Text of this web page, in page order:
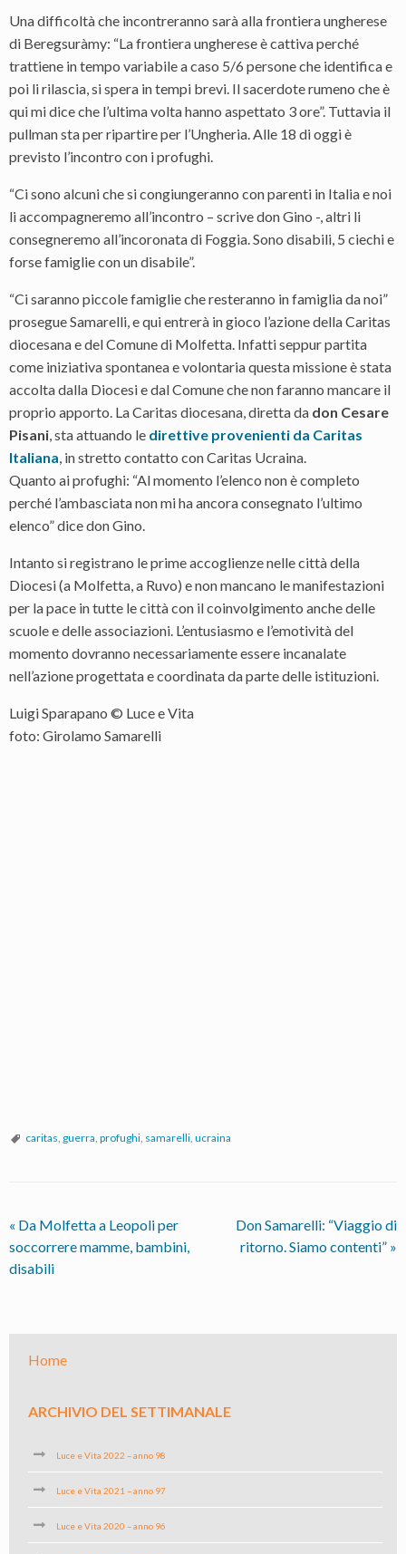
Una difficoltà che incontreranno sarà alla frontiera ungherese
di Beregsuràmy: “La frontiera ungherese è cattiva perché
trattiene in tempo variabile a caso 5/6 persone che identifica e
poi li rilascia, si spera in tempi brevi. Il sacerdote rumeno che è
qui mi dice che l’ultima volta hanno aspettato 3 ore”. Tuttavia il
pullman sta per ripartire per l’Ungheria. Alle 18 di oggi è
previsto l’incontro con i profughi.
“Ci sono alcuni che si congiungeranno con parenti in Italia e noi
li accompagneremo all’incontro – scrive don Gino -, altri li
consegneremo all’incoronata di Foggia. Sono disabili, 5 ciechi e
forse famiglie con un disabile”.
“Ci saranno piccole famiglie che resteranno in famiglia da noi”
prosegue Samarelli, e qui entrerà in gioco l’azione della Caritas
diocesana e del Comune di Molfetta. Infatti seppur partita
come iniziativa spontanea e volontaria questa missione è stata
accolta dalla Diocesi e dal Comune che non faranno mancare il
proprio apporto. La Caritas diocesana, diretta da don Cesare
Pisani , sta attuando le direttive provenienti da Caritas
Italiana , in stretto contatto con Caritas Ucraina.
Quanto ai profughi: “Al momento l’elenco non è completo
perché l’ambasciata non mi ha ancora consegnato l’ultimo
elenco” dice don Gino.
Intanto si registrano le prime accoglienze nelle città della
Diocesi (a Molfetta, a Ruvo) e non mancano le manifestazioni
per la pace in tutte le città con il coinvolgimento anche delle
scuole e delle associazioni. L’entusiasmo e l’emotività del
momento dovranno necessariamente essere incanalate
nell’azione progettata e coordinata da parte delle istituzioni.
Luigi Sparapano © Luce e Vita
foto: Girolamo Samarelli
caritas guerra profughi samarelli ucraina
« Da Molfetta a Leopoli per
soccorrere mamme, bambini,
disabili
Don Samarelli: “Viaggio di
ritorno. Siamo contenti” »
Home
ARCHIVIO DEL SETTIMANALE
Luce e Vita 2022 – anno 98
Luce e Vita 2021 – anno 97
Luce e Vita 2020 – anno 96